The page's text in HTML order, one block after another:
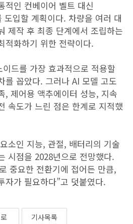
적인 컨베이어 벨트 대신
입할 계획이다. 차량을 여러 대
제작 후 최종 단계에서 조립하는
적화하기 위한 전략이다.
드를 가장 효과적으로 적용할
를 꼽았다. 그러나 AI 모델 고도
, 제어용 액추에이터 성능, 지속
속도가 느린 점은 한계로 지적했
소인 지능, 관절, 배터리의 기술
시점을 2028년으로 전망했다.
중요한 전환기에 접어든 만큼,
자가 필요하다”고 덧붙였다.
기사목록